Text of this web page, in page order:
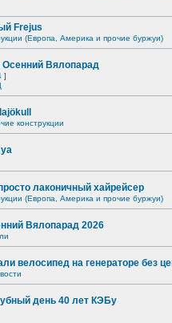
Frejus
(Европа, Америка и прочие буржуи)
Осенний Вялопарад
]
конструкции
лаконичный хайрейсер
(Европа, Америка и прочие буржуи)
Вялопарад 2026
велосипед на генераторе без
день 40 лет КЭБу